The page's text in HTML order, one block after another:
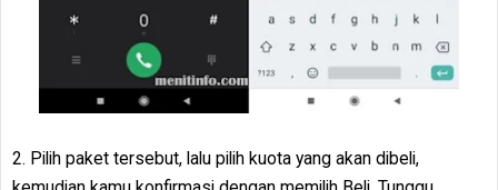
2. Pilih paket tersebut, lalu pilih kuota yang akan dibeli,